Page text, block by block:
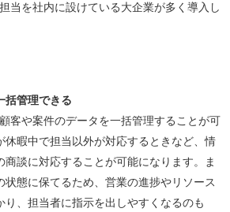
当を社内に設けている大企業が多く導入し
括管理できる
客や案件のデータを一括管理することが可
休暇中で担当以外が対応するときなど、情
談に対応することが可能になります。ま
状態に保てるため、営業の進捗やリソース
り、担当者に指示を出しやすくなるのも